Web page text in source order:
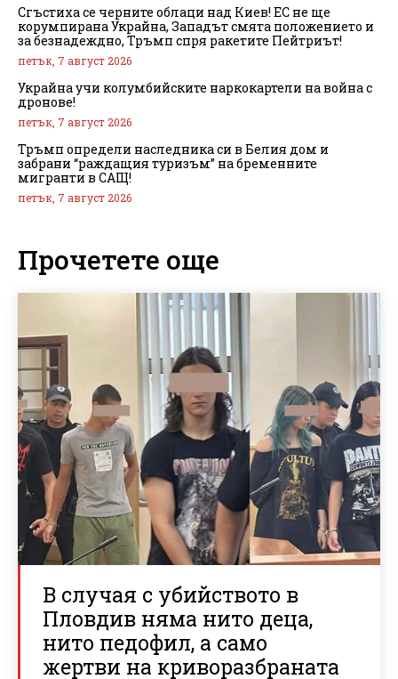
Сгъстиха се черните облаци над Киев! ЕС не ще
корумпирана Украйна, Западът смята положението и
за безнадеждно, Тръмп спря ракетите Пейтриът!
петък, 7 август 2026
Украйна учи колумбийските наркокартели на война с
дронове!
петък, 7 август 2026
Тръмп определи наследника си в Белия дом и
забрани “раждащия туризъм” на бременните
мигранти в САЩ!
петък, 7 август 2026
Прочетете още
В случая с убийството в
Пловдив няма нито деца,
нито педофил, а само
жертви на криворазбраната